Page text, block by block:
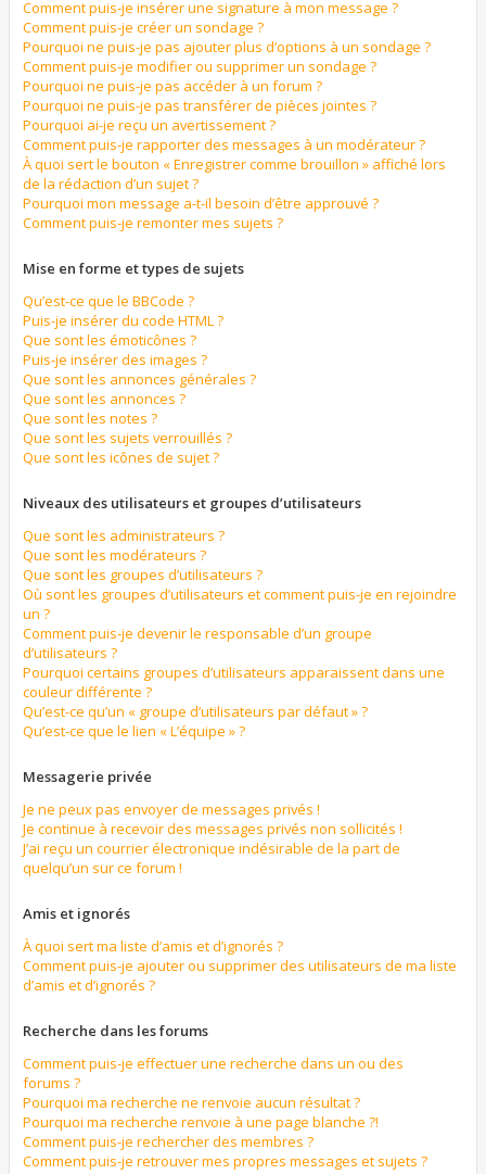
Comment puis-je insérer une signature à mon message ?
Comment puis-je créer un sondage ?
Pourquoi ne puis-je pas ajouter plus d’options à un sondage ?
Comment puis-je modifier ou supprimer un sondage ?
Pourquoi ne puis-je pas accéder à un forum ?
Pourquoi ne puis-je pas transférer de pièces jointes ?
Pourquoi ai-je reçu un avertissement ?
Comment puis-je rapporter des messages à un modérateur ?
À quoi sert le bouton « Enregistrer comme brouillon » affiché lors
de la rédaction d’un sujet ?
Pourquoi mon message a-t-il besoin d’être approuvé ?
Comment puis-je remonter mes sujets ?
Mise en forme et types de sujets
Qu’est-ce que le BBCode ?
Puis-je insérer du code HTML ?
Que sont les émoticônes ?
Puis-je insérer des images ?
Que sont les annonces générales ?
Que sont les annonces ?
Que sont les notes ?
Que sont les sujets verrouillés ?
Que sont les icônes de sujet ?
Niveaux des utilisateurs et groupes d’utilisateurs
Que sont les administrateurs ?
Que sont les modérateurs ?
Que sont les groupes d’utilisateurs ?
Où sont les groupes d’utilisateurs et comment puis-je en rejoindre
un ?
Comment puis-je devenir le responsable d’un groupe
d’utilisateurs ?
Pourquoi certains groupes d’utilisateurs apparaissent dans une
couleur différente ?
Qu’est-ce qu’un « groupe d’utilisateurs par défaut » ?
Qu’est-ce que le lien « L’équipe » ?
Messagerie privée
Je ne peux pas envoyer de messages privés !
Je continue à recevoir des messages privés non sollicités !
J’ai reçu un courrier électronique indésirable de la part de
quelqu’un sur ce forum !
Amis et ignorés
À quoi sert ma liste d’amis et d’ignorés ?
Comment puis-je ajouter ou supprimer des utilisateurs de ma liste
d’amis et d’ignorés ?
Recherche dans les forums
Comment puis-je effectuer une recherche dans un ou des
forums ?
Pourquoi ma recherche ne renvoie aucun résultat ?
Pourquoi ma recherche renvoie à une page blanche ?!
Comment puis-je rechercher des membres ?
Comment puis-je retrouver mes propres messages et sujets ?